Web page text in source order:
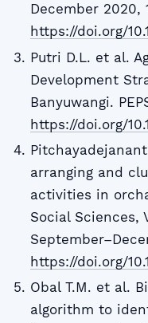
December 2020,
https://doi.org/
Putri D.L. et al.
Development
Banyuwangi.
https://doi.org/
arranging and
activities in
Social Sciences,
https://doi.org/
Obal T.M. et al.
algorithm to